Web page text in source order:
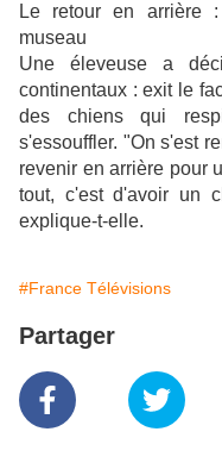
Le retour en arrière
museau
Une éleveuse a
continentaux : exit le
des chiens qui
s'essouffler. "On s'est
revenir en arrière pour
tout, c'est d'avoir un
explique-t-elle.
#France Télévisions
Partager